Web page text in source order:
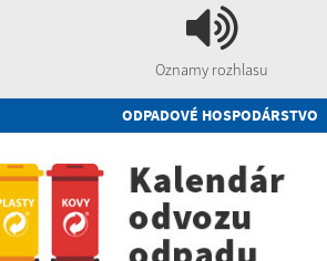
Oznamy rozhlasu
ODPADOVÉ HOSPODÁRSTVO